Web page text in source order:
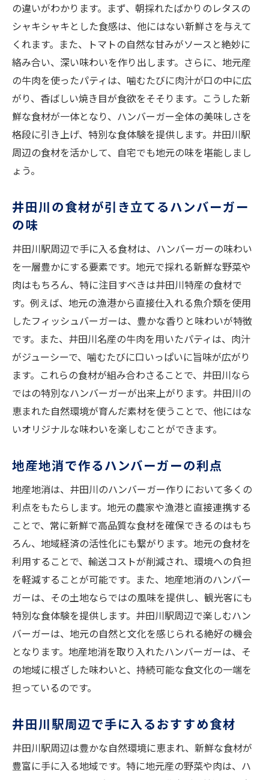
ア
家庭で作る贅沢なハンバーガーのレシピ
井田川駅で見つけた絶品ハンバーガーの作り方
井田川で人気の高いハンバーガーの特徴
地元の人々に愛される理由とは
家庭で再現するためのステップバイステッ
プガイド
素材選びから始まる絶品ハンバーガー
井田川駅の風味豊かなハンバーガーで食卓を彩
る
風味豊かなハンバーガーの魅力
食卓を彩るアレンジレシピ
井田川の特色を生かしたハンバーガー
家庭で手軽に楽しむ地元グルメ
ハンバーガーに合うサイドメニューの提案
見た目も楽しむハンバーガーの盛り付け
井田川の味を家庭で！特別なハンバーガーレシ
ピ
特別な日に作りたい贅沢なレシピ
家庭で楽しむハンバーガーのアレンジ
料理初心者でも安心のステップ
特別なソースで味わうハンバーガー
地元の味を引き立てる秘訣
地域に根付いた井田川駅のハンバーガーを家庭
で楽しむ
地域の特産品を活かしたハンバーガー
家庭で作ることで感じる地元の温かさ
地域色豊かなハンバーガーの味わい方
地元住民に愛される理由
ハンバーガー作りに込められた思い
地元の味を継承する文化
井田川駅発！家庭で楽しむ極上ハンバーガーの
井田川駅から伝わる極上ハンバーガーの秘
密
家庭でプロの味を楽しむ方法
の違いがわかります。まず、朝採れたばかりのレタスの
シャキシャキとした食感は、他にはない新鮮さを与えて
くれます。また、トマトの自然な甘みがソースと絶妙に
絡み合い、深い味わいを作り出します。さらに、地元産
の牛肉を使ったパティは、噛むたびに肉汁が口の中に広
がり、香ばしい焼き目が食欲をそそります。こうした新
鮮な食材が一体となり、ハンバーガー全体の美味しさを
格段に引き上げ、特別な食体験を提供します。井田川駅
周辺の食材を活かして、自宅でも地元の味を堪能しまし
ょう。
井田川の食材が引き立てるハンバーガー
の味
井田川駅周辺で手に入る食材は、ハンバーガーの味わい
を一層豊かにする要素です。地元で採れる新鮮な野菜や
肉はもちろん、特に注目すべきは井田川特産の食材で
す。例えば、地元の漁港から直接仕入れる魚介類を使用
したフィッシュバーガーは、豊かな香りと味わいが特徴
です。また、井田川名産の牛肉を用いたパティは、肉汁
がジューシーで、噛むたびに口いっぱいに旨味が広がり
ます。これらの食材が組み合わさることで、井田川なら
ではの特別なハンバーガーが出来上がります。井田川の
恵まれた自然環境が育んだ素材を使うことで、他にはな
いオリジナルな味わいを楽しむことができます。
地産地消で作るハンバーガーの利点
地産地消は、井田川のハンバーガー作りにおいて多くの
利点をもたらします。地元の農家や漁港と直接連携する
ことで、常に新鮮で高品質な食材を確保できるのはもち
ろん、地域経済の活性化にも繋がります。地元の食材を
利用することで、輸送コストが削減され、環境への負担
を軽減することが可能です。また、地産地消のハンバー
ガーは、その土地ならではの風味を提供し、観光客にも
特別な食体験を提供します。井田川駅周辺で楽しむハン
バーガーは、地元の自然と文化を感じられる絶好の機会
となります。地産地消を取り入れたハンバーガーは、そ
の地域に根ざした味わいと、持続可能な食文化の一端を
担っているのです。
井田川駅周辺で手に入るおすすめ食材
井田川駅周辺は豊かな自然環境に恵まれ、新鮮な食材が
豊富に手に入る地域です。特に地元産の野菜や肉は、ハ